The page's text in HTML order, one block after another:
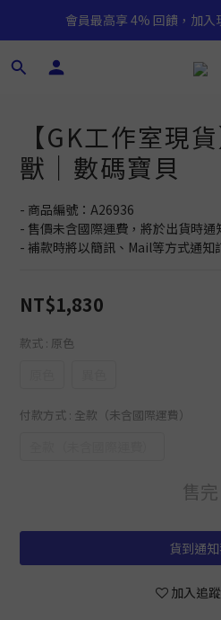
會員最高享 4% 回饋，加
【GK工作室現
獸｜數碼寶貝
- 商品編號：A26936
- 售價未含國際運費，將於出貨時通
- 補款時將以簡訊、Mail等方式通知
NT$1,830
款式 : 原色
付款方式 : 全款（未含國際運費）
售完
貨到通
加入追